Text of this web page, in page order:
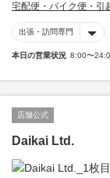
宅配便・バイク便・引
出張・訪問専門
本日の営業状況 8:00〜
店舗公式
Daikai Ltd.